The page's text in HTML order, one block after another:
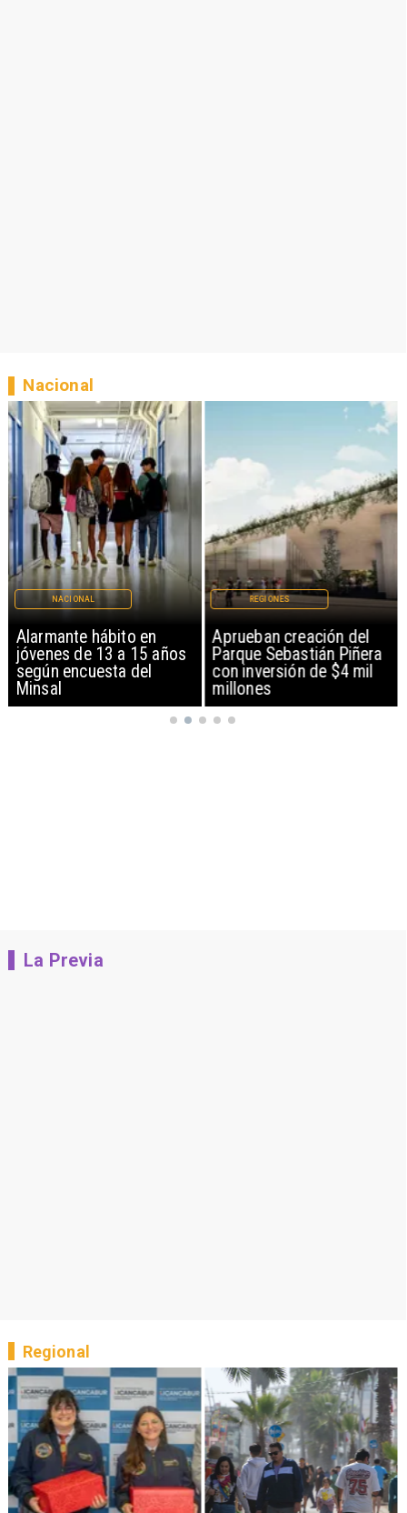
Alarmante hábito en
jóvenes de 13 a 15 años
según encuesta del
Minsal
NACIONAL
Aprueban creación del
Parque Sebastián Piñera
con inversión de $4 mil
millones
REGIONES
Nacional
La Previa
Regional